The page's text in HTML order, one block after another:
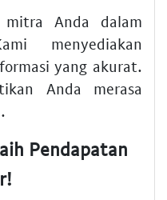
mitra Anda dalam
menyediakan
yang akurat.
Anda merasa
Pendapatan